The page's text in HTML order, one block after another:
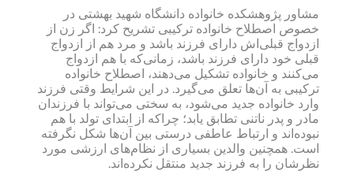
مشاور پژوهشکده خانواده دانشگاه شهید بهشتی در
خصوص اصطلاح خانواده‌ ترکیبی تشریح کرد: اگر زن از
ازدواج قبلی‌اش دارای فرزند باشد و مرد هم از ازدواج
قبلی خود دارای فرزند باشد، زمانی‌که با هم ازدواج
می‌کنند و خانواده تشکیل می‌دهند، اصطلاح خانواده‌
ترکیبی به آن‌ها تعلق می‌گیرد. در این شرایط وقتی فرزند
وارد خانواده جدید می‌شود، به سختی می‌تواند با فرزندان
مادر و پدر ناتنی تطابق یابد؛ چراکه از ابتدای تولد با هم
نبوده‌اند و ارتباط عاطفی‌ درستی بین آن‌ها شکل نگرفته
است. همچنین والدین بسیاری از نظام‌های ارزشی مورد
نظرشان را به فرزند جدید منتقل نکرده‌اند.